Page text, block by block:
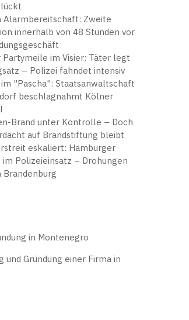
Alarmbereitschaft: Zweite
innerhalb von 48 Stunden vor
Partymeile im Visier: Täter legt
– Polizei fahndet intensiv
im "Pascha": Staatsanwaltschaft
beschlagnahmt Kölner
Brand unter Kontrolle – Doch
auf Brandstiftung bleibt
eskaliert: Hamburger
im Polizeieinsatz – Drohungen
Brandenburg
und Gründung einer Firma in